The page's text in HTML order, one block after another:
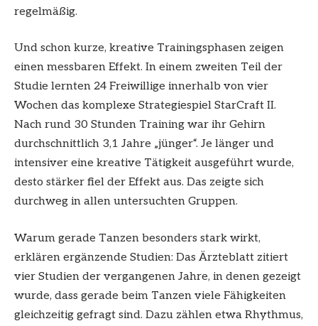
regelmäßig.
Und schon kurze, kreative Trainingsphasen zeigen
einen messbaren Effekt. In einem zweiten Teil der
Studie lernten 24 Freiwillige innerhalb von vier
Wochen das komplexe Strategiespiel StarCraft II.
Nach rund 30 Stunden Training war ihr Gehirn
durchschnittlich 3,1 Jahre „jünger“. Je länger und
intensiver eine kreative Tätigkeit ausgeführt wurde,
desto stärker fiel der Effekt aus. Das zeigte sich
durchweg in allen untersuchten Gruppen.
Warum gerade Tanzen besonders stark wirkt,
erklären ergänzende Studien: Das Ärzteblatt zitiert
vier Studien der vergangenen Jahre, in denen gezeigt
wurde, dass gerade beim Tanzen viele Fähigkeiten
gleichzeitig gefragt sind. Dazu zählen etwa Rhythmus,